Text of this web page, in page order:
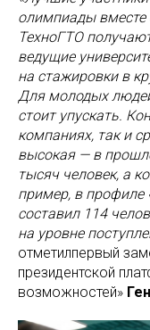
олимпиады
ТехноГТО
ведущие
на стажировки в
Для молодых
стоит упускать.
компаниях, так и
высокая — в
тысяч человек, а
пример, в профиле
составил 114
на уровне
отметилпервый
президентской
возможностей»